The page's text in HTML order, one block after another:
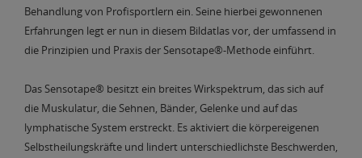
Behandlung von Profisportlern ein. Seine hierbei gewonnenen
Erfahrungen legt er nun in diesem Bildatlas vor, der umfassend in
die Prinzipien und Praxis der Sensotape®-Methode einführt.
Das Sensotape® besitzt ein breites Wirkspektrum, das sich auf
die Muskulatur, die Sehnen, Bänder, Gelenke und auf das
lymphatische System erstreckt. Es aktiviert die körpereigenen
Selbstheilungskräfte und lindert unterschiedlichste Beschwerden,